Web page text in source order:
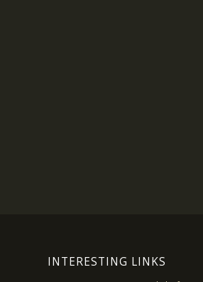
INTERESTING LINKS